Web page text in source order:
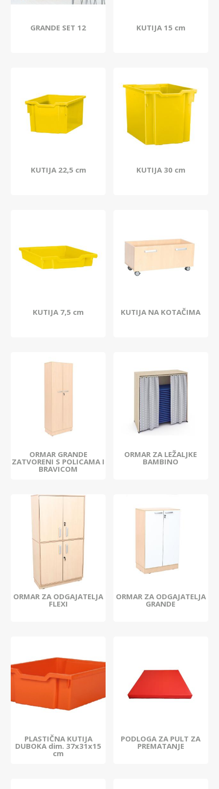
GRANDE SET 12 KUTIJA 15 cm
KUTIJA 22,5 cm KUTIJA 30 cm
KUTIJA 7,5 cm KUTIJA NA KOTAČIMA
ORMAR GRANDE
ZATVORENI S POLICAMA I
BRAVICOM
ORMAR ZA LEŽALJKE
BAMBINO
ORMAR ZA ODGAJATELJA
FLEXI
ORMAR ZA ODGAJATELJA
GRANDE
PLASTIČNA KUTIJA
DUBOKA dim. 37x31x15
cm
PODLOGA ZA PULT ZA
PREMATANJE